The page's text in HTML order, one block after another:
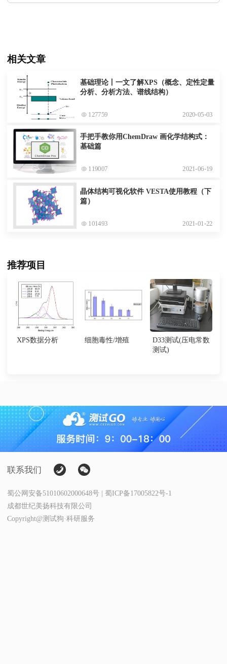
相关文章
基础理论丨一文了解XPS（概念、定性定量
分析、分析方法、谱线结构）
127759 2020-05-03
手把手教你用ChemDraw 画化学结构式：
基础篇
119007 2021-06-19
晶体结构可视化软件 VESTA使用教程（下
篇）
101493 2021-01-22
推荐项目
XPS数据分析 细胞毒性/增殖
D33测试(压电常数
测试)
联系我们
蜀公网安备51010602000648号 | 蜀ICP备17005822号-1
成都世纪美扬科技有限公司
Copyright@测试狗·科研服务